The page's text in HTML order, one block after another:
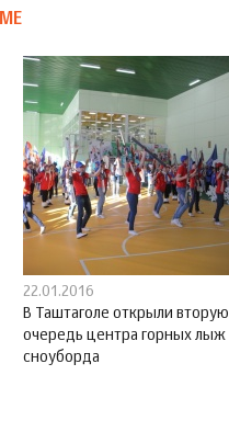
22.01.2016
В Таштаголе открыли вторую
очередь центра горных лыж
сноуборда